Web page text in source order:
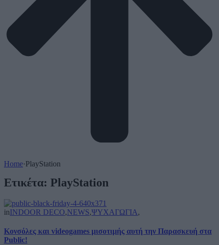
Home·PlayStation
Ετικέτα: PlayStation
inINDOOR DECO,NEWS,ΨΥΧΑΓΩΓΙΑ,
Κονσόλες και videogames μισοτιμής αυτή την Παρασκευή στα
Public!